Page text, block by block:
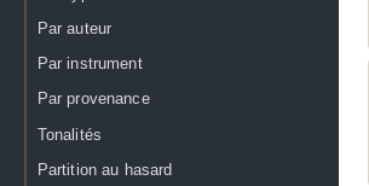
Par auteur
Par instrument
Par provenance
Tonalités
Partition au hasard